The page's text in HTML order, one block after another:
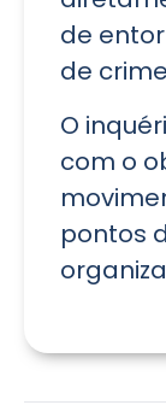
de
de
O
com o
pontos